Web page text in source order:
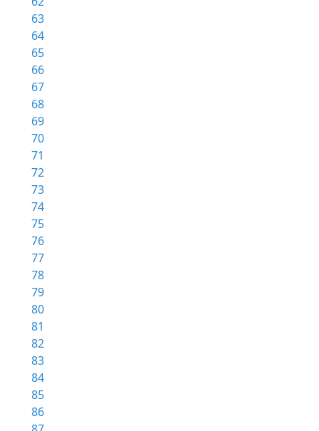
63
64
65
66
67
68
69
70
71
72
73
74
75
76
77
78
79
80
81
82
83
84
85
86